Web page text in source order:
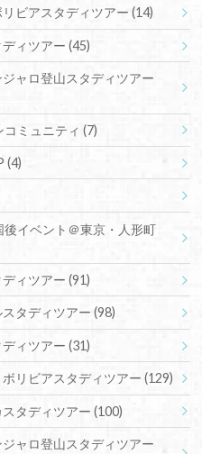
ビアスタディツアー(14)
ディツアー(45)
ャロ登山スタディツアー
コミュニティ(7)
(4)
イベント＠東京・人形町
ディツアー(91)
タディツアー(98)
ディツアー(31)
リビアスタディツアー(129)
タディツアー(100)
ャロ登山スタディツアー